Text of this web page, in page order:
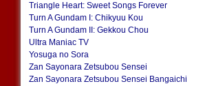
Triangle Heart: Sweet Songs Forever
Turn A Gundam I: Chikyuu Kou
Turn A Gundam II: Gekkou Chou
Ultra Maniac TV
Yosuga no Sora
Zan Sayonara Zetsubou Sensei
Zan Sayonara Zetsubou Sensei Bangaichi